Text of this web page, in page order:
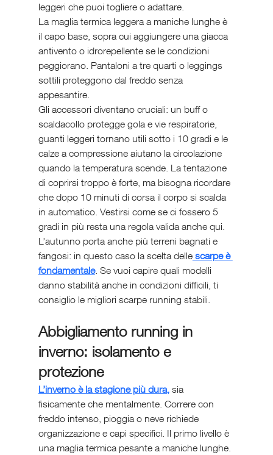
leggeri che puoi togliere o adattare.
La maglia termica leggera a maniche lunghe è
il capo base, sopra cui aggiungere una giacca
antivento o idrorepellente se le condizioni
peggiorano. Pantaloni a tre quarti o leggings
sottili proteggono dal freddo senza
appesantire.
Gli accessori diventano cruciali: un buff o
scaldacollo protegge gola e vie respiratorie,
guanti leggeri tornano utili sotto i 10 gradi e le
calze a compressione aiutano la circolazione
quando la temperatura scende. La tentazione
di coprirsi troppo è forte, ma bisogna ricordare
che dopo 10 minuti di corsa il corpo si scalda
in automatico. Vestirsi come se ci fossero 5
gradi in più resta una regola valida anche qui.
L’autunno porta anche più terreni bagnati e
fangosi: in questo caso la scelta delle scarpe è
fondamentale. Se vuoi capire quali modelli
danno stabilità anche in condizioni difficili, ti
consiglio le migliori scarpe running stabili.
Abbigliamento running in
inverno: isolamento e
protezione
L’inverno è la stagione più dura, sia
fisicamente che mentalmente. Correre con
freddo intenso, pioggia o neve richiede
organizzazione e capi specifici. Il primo livello è
una maglia termica pesante a maniche lunghe.